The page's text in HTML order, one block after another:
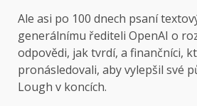
Ale asi po 100 dnech psaní
generálnímu řediteli OpenAI o
odpovědi, jak tvrdí, a finančníci,
pronásledovali, aby vylepšil své
Lough v koncích.